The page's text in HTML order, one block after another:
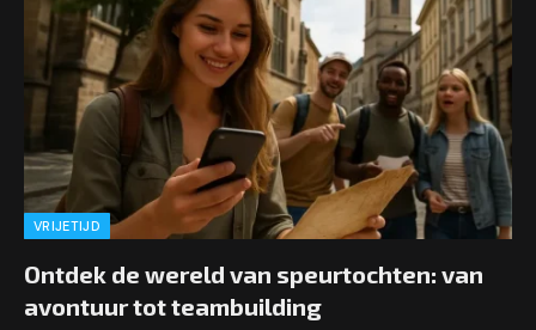
VRIJETIJD
Ontdek de wereld van speurtochten: van
avontuur tot teambuilding